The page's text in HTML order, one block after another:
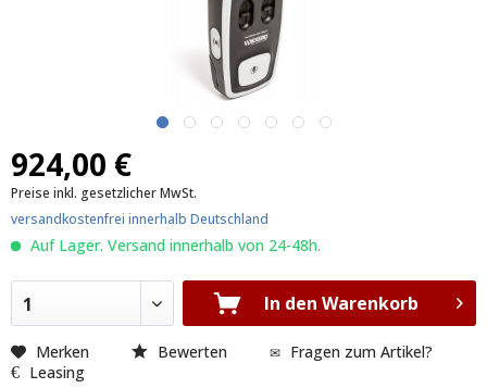
924,00 €
Preise inkl. gesetzlicher MwSt.
versandkostenfrei innerhalb Deutschland
Auf Lager. Versand innerhalb von 24-48h.
1 In den Warenkorb
Merken Bewerten
Fragen zum Artikel?
Leasing